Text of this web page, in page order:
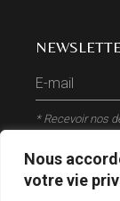
Nous
votre vie
* Recevoir nos